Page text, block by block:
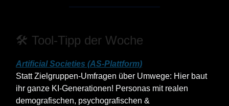
🛠️ Tool‑Tipp der Woche
Artificial Societies (AS‑Plattform)
Statt Zielgruppen-Umfragen über Umwege: Hier baut
ihr ganze KI-Generationen! Personas mit realen
demografischen, psychografischen &